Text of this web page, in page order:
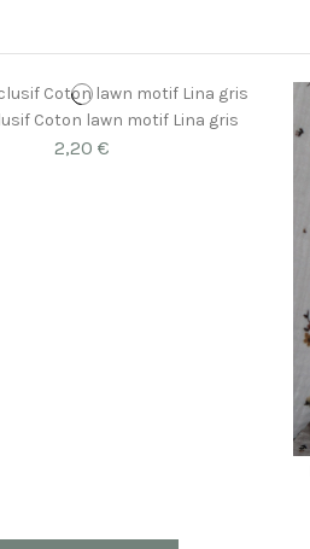
Coton lawn motif Lina gris
2,20 €